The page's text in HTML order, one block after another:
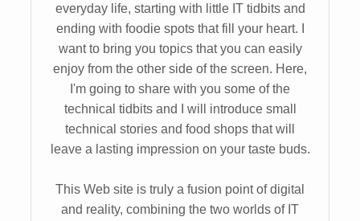
everyday life, starting with little IT tidbits and
ending with foodie spots that fill your heart. I
want to bring you topics that you can easily
enjoy from the other side of the screen. Here,
I'm going to share with you some of the
technical tidbits and I will introduce small
technical stories and food shops that will
leave a lasting impression on your taste buds.
This Web site is truly a fusion point of digital
and reality, combining the two worlds of IT